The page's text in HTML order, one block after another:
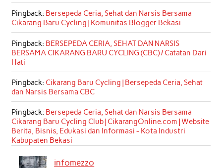
Pingback: Bersepeda Ceria, Sehat dan Narsis Bersama
Cikarang Baru Cycling | Komunitas Blogger Bekasi
Pingback: BERSEPEDA CERIA, SEHAT DAN NARSIS
BERSAMA CIKARANG BARU CYCLING (CBC) / Catatan Dari
Hati
Pingback: Cikarang Baru Cycling | Bersepeda Ceria, Sehat
dan Narsis Bersama CBC
Pingback: Bersepeda Ceria, Sehat dan Narsis Bersama
Cikarang Baru Cycling Club | CikarangOnline.com | Website
Berita, Bisnis, Edukasi dan Informasi - Kota Industri
Kabupaten Bekasi
infomezzo